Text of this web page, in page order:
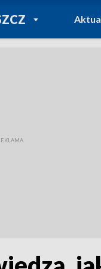
POWRÓT DO
TVP REGIONY